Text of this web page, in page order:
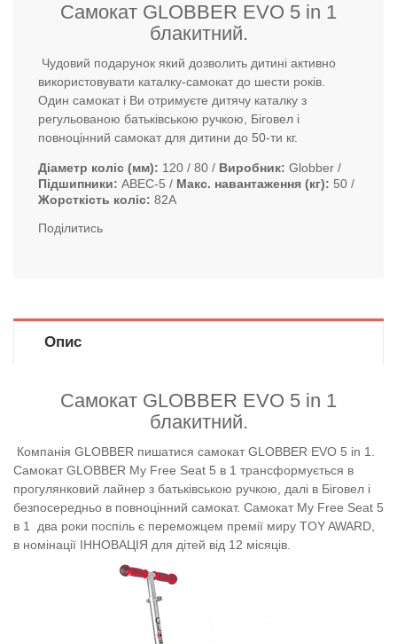
Самокат GLOBBER EVO 5 in 1
блакитний.
Чудовий подарунок який дозволить дитині активно
використовувати каталку-самокат до шести років.
Один самокат і Ви отримуєте дитячу каталку з
регульованою батьківською ручкою, Біговел і
повноцінний самокат для дитини до 50-ти кг.
Діаметр коліс (мм) 120 / 80 Виробник Globber
Підшипники
ABEC-5 Макс. навантаження (кг)
50
Жорсткість коліс 82А
Поділитись
Опис
Самокат GLOBBER EVO 5 in 1
блакитний.
Компанія GLOBBER пишатися самокат GLOBBER EVO 5 in 1.
СамокатGLOBBER My Free Seat 5 в 1 трансформується в
прогулянковий лайнер з батьківською ручкою, далі в Біговел і
безпосередньо в повноцінний самокат. Самокат My Free Seat 5
в 1 два роки поспіль є переможцем премії миру TOY AWARD,
в номінації ІННОВАЦІЯ для дітей від 12 місяців.